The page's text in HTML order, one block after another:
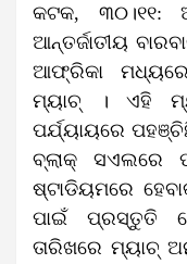
କଟକ, ୩୦।୧୧:
ଆନ୍ତର୍ଜାତୀୟ
ଆଫ୍ରିକା
ମ୍ୟାଚ୍ । ଏହି
ପର୍ଯ୍ୟାୟରେ
ବ୍ଲାକ୍ ସଏଲରେ
ଷ୍ଟାଡିୟମରେ
ପାଇଁ ପ୍ରସ୍ତୁତି
ତାରିଖରେ ମ୍ୟାଚ୍‌